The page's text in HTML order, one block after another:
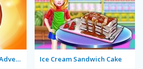
Cook & Match: Sara's Adventure Ice Cream Sandwich Cake